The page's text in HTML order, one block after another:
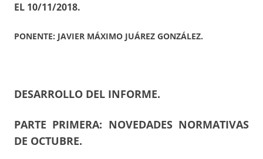
EL 10/11/2018.
PONENTE: JAVIER MÁXIMO JUÁREZ GONZÁLEZ.
DESARROLLO DEL INFORME.
PARTE PRIMERA: NOVEDADES NORMATIVAS
DE OCTUBRE.